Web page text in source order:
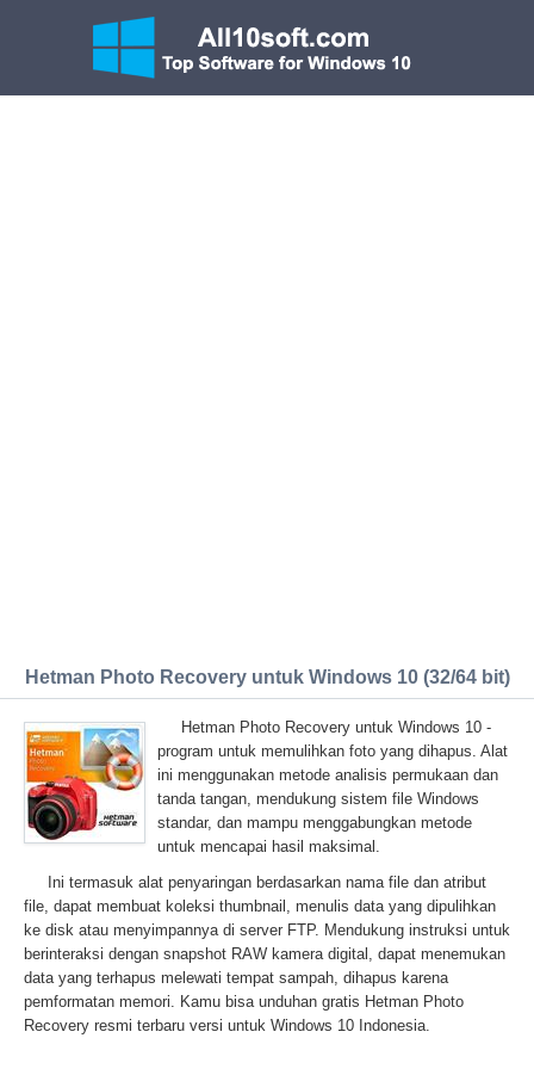
Hetman Photo Recovery untuk Windows 10 (32/64 bit)
Hetman Photo Recovery untuk Windows 10 -
program untuk memulihkan foto yang dihapus. Alat
ini menggunakan metode analisis permukaan dan
tanda tangan, mendukung sistem file Windows
standar, dan mampu menggabungkan metode
untuk mencapai hasil maksimal.
Ini termasuk alat penyaringan berdasarkan nama file dan atribut
file, dapat membuat koleksi thumbnail, menulis data yang dipulihkan
ke disk atau menyimpannya di server FTP. Mendukung instruksi untuk
berinteraksi dengan snapshot RAW kamera digital, dapat menemukan
data yang terhapus melewati tempat sampah, dihapus karena
pemformatan memori. Kamu bisa unduhan gratis Hetman Photo
Recovery resmi terbaru versi untuk Windows 10 Indonesia.